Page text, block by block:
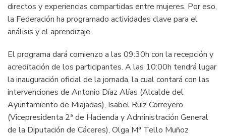
directos y experiencias compartidas entre mujeres. Por eso,
la Federación ha programado actividades clave para el
análisis y el aprendizaje.
El programa dará comienzo a las 09:30h con la recepción y
acreditación de los participantes. A las 10:00h tendrá lugar
la inauguración oficial de la jornada, la cual contará con las
intervenciones de Antonio Díaz Alías (Alcalde del
Ayuntamiento de Miajadas), Isabel Ruiz Correyero
(Vicepresidenta 2ª de Hacienda y Administración General
de la Diputación de Cáceres), Olga Mª Tello Muñoz